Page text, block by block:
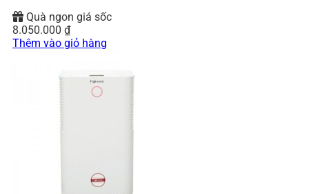
Quà ngon giá sốc
8.050.000 ₫
Thêm vào giỏ hàng